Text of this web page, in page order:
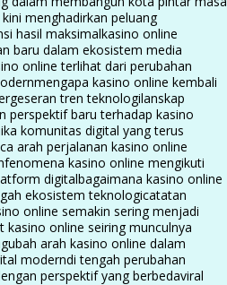
menghadirkan peluang
hasil maksimalkasino online
baru dalam ekosistem media
online terlihat dari perubahan
mengapa kasino online kembali
tren teknologilanskap
perspektif baru terhadap kasino
komunitas digital yang terus
arah perjalanan kasino online
fenomena kasino online mengikuti
digitalbagaimana kasino online
ekosistem teknologicatatan
online semakin sering menjadi
kasino online seiring munculnya
arah kasino online dalam
moderndi tengah perubahan
perspektif yang berbedaviral